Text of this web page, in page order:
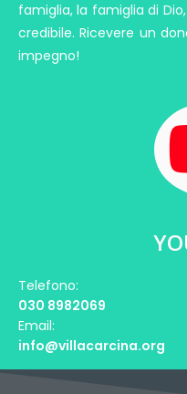
famiglia, la famiglia di
credibile. Ricevere un
impegno!
Telefono:
030 8982069
Email:
info@villacarcina.org